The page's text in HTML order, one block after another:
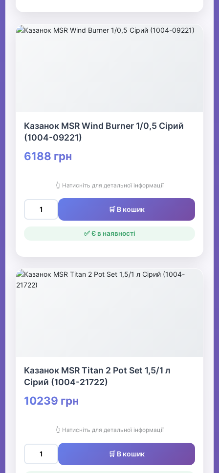
Казанок MSR Wind Burner 1/0,5 Сірий
(1004-09221)
6188 грн
👆 Натисніть для детальної інформації
🛒 В кошик
✅ Є в наявності
Казанок MSR Titan 2 Pot Set 1,5/1 л
Сірий (1004-21722)
10239 грн
👆 Натисніть для детальної інформації
🛒 В кошик